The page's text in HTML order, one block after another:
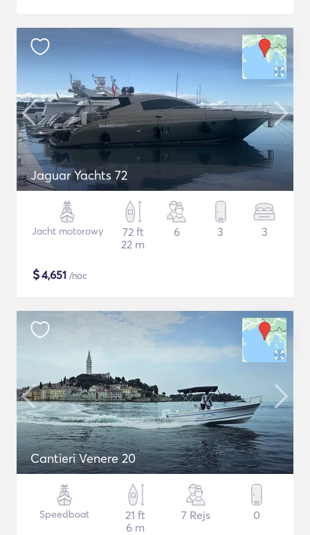
Jaguar Yachts 72
Jacht motorowy
72 ft
22 m
6 3 3
$4,651 /noc
Cantieri Venere 20
Speedboat
21 ft
6 m
7 Rejs 0